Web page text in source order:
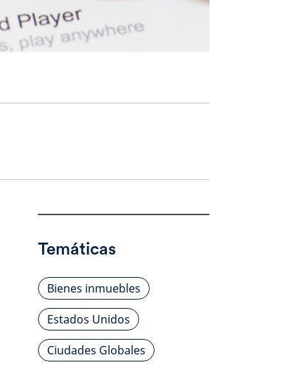
Temáticas
Bienes inmuebles
Estados Unidos
Ciudades Globales